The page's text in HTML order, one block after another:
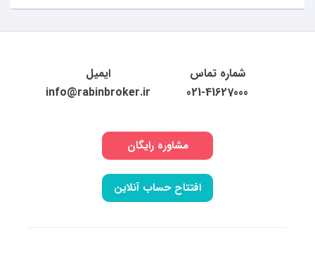
شماره تماس
021-41627000
ایمیل
info@rabinbroker.ir
مشاوره رایگان
افتتاح حساب آنلاین